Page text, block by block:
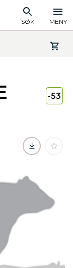
SØK MENY
-53